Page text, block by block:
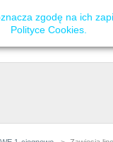
zgodę na ich
Polityce Cookies